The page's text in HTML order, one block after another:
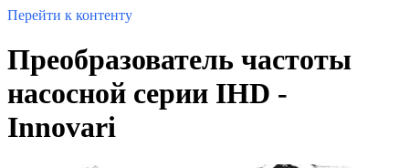
Перейти к контенту
Преобразователь частоты
насосной серии IHD -
Innovari